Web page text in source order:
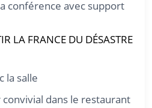
conférence avec support
LA FRANCE DU DÉSASTRE
la salle
dans le restaurant